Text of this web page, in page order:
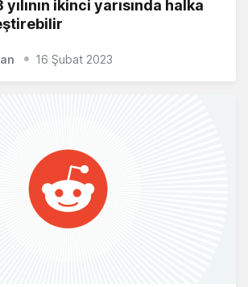
ikinci yarısında halka
16 Şubat 2023